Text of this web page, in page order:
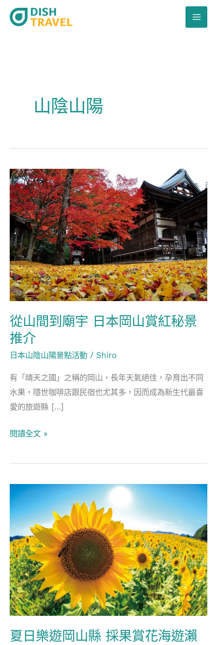
山陰山陽
從山間到廟宇 日本岡山賞紅秘景
推介
日本山陰山陽景點活動 / Shiro
有「晴天之國」之稱的岡山，長年天氣絕佳，孕育出不同
水果，隱世咖啡店跟民宿也尤其多，因而成為新生代最喜
愛的旅遊縣 […]
從
山
間
到
廟
宇
日
本
岡
賞
紅
秘
推
介
閱讀全文 »
夏日樂遊岡山縣 採果賞花海遊瀨
日
樂
遊
岡
山
縣
採
果
花